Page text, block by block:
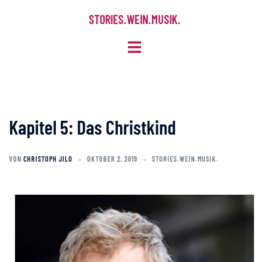
STORIES. WEIN. MUSIK.
Kapitel 5: Das Christkind
VON CHRISTOPH JILO OKTOBER 2, 2019 STORIES.WEIN.MUSIK.